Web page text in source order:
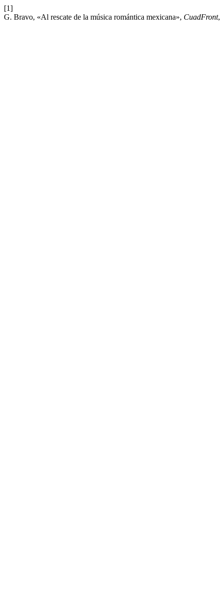
[1]
G. Bravo, «Al rescate de la música romántica mexicana», CuadFront